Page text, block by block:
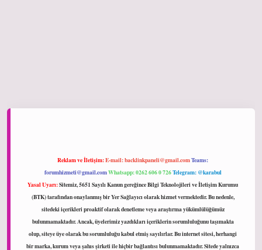
Reklam ve İletişim:E-mail:backlinkpaneli@gmail.comTeams:
forumhizmeti@gmail.comWhatsapp: 0262 606 0 726Telegram: @karabul
Yasal Uyarı:Sitemiz, 5651 Sayılı Kanun gereğince Bilgi Teknolojileri ve İletişim Kurumu
(BTK) tarafından onaylanmış bir Yer Sağlayıcı olarak hizmet vermektedir. Bu nedenle,
sitedeki içerikleri proaktif olarak denetleme veya araştırma yükümlülüğümüz
bulunmamaktadır. Ancak, üyelerimiz yazdıkları içeriklerin sorumluluğunu taşımakta
olup, siteye üye olarak bu sorumluluğu kabul etmiş sayılırlar. Bu internet sitesi, herhangi
bir marka, kurum veya şahıs şirketi ile hiçbir bağlantısı bulunmamaktadır. Sitede yalnızca